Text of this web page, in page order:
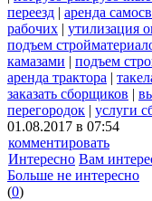
переезд | аренда
рабочих | утилизация
подъем
камазами | подъем
аренда трактора |
заказать сборщиков |
перегородок | услуги
01.08.2017 в 07:54
комментировать
Интересно Вам
Больше не интересно
(0)